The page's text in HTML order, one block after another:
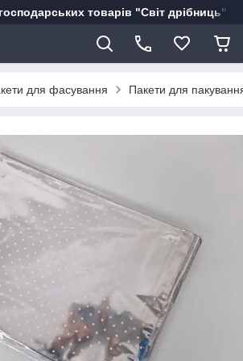
товарів "Світ дрібниць"
для фасування Пакети для